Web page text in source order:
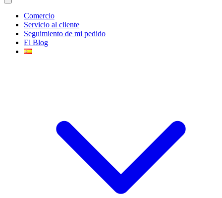
Comercio
Servicio al cliente
Seguimiento de mi pedido
El Blog